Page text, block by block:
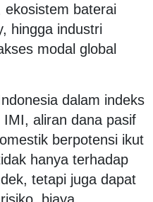
ekosistem baterai
hingga industri
modal global
dalam indeks
aliran dana pasif
berpotensi ikut
hanya terhadap
tetapi juga dapat